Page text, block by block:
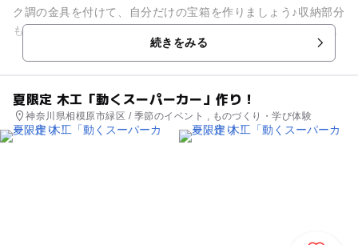
ク調の金具を付けて、自分だけの宝箱を作りましょう♪収納部分
も大きめなので、たっぷり宝物が入っちゃう。オルゴール（別
続きをみる
夏限定 木工「動くスーパーカー」作り！
神奈川県相模原市緑区 / 季節のイベント , ものづくり・学び体験